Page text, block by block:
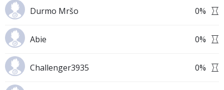
Durmo Mršo 0%
Abie 0%
Challenger3935 0%